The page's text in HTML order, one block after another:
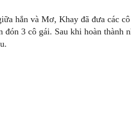
hắn và Mơ, Khay đã đưa các
đón 3 cô gái. Sau khi hoàn thành